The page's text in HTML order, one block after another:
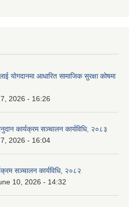
योगदानमा आधारित सामाजिक सुरक्षा कोषमा
2026 - 16:26
कार्यक्रम सञ्चालन कार्यविधि, २०८३
2026 - 16:04
सञ्चालन कार्यविधि, २०८२
10, 2026 - 14:32